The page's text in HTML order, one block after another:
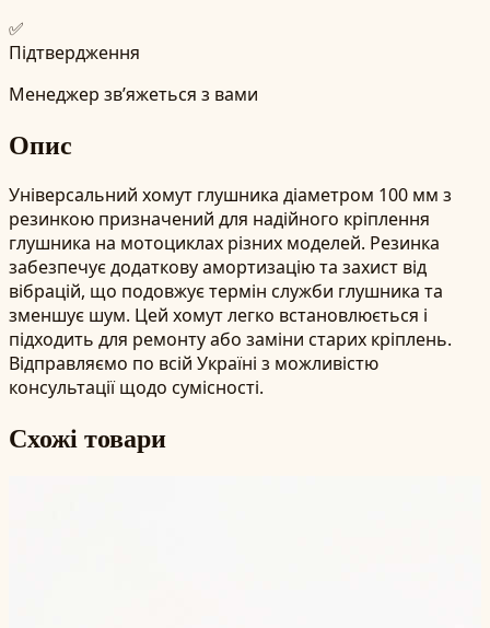
✅
Підтвердження
Менеджер зв’яжеться з вами
Опис
Універсальний хомут глушника діаметром 100 мм з
резинкою призначений для надійного кріплення
глушника на мотоциклах різних моделей. Резинка
забезпечує додаткову амортизацію та захист від
вібрацій, що подовжує термін служби глушника та
зменшує шум. Цей хомут легко встановлюється і
підходить для ремонту або заміни старих кріплень.
Відправляємо по всій Україні з можливістю
консультації щодо сумісності.
Схожі товари